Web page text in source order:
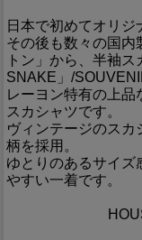
日本で初めてオリジ
その後も数々の国内
トン」から、半袖
SNAKE」/
レーヨン特有の上
スカシャツです。
ヴィンテージのス
柄を採用。
ゆとりのあるサイズ
やすい一着です。